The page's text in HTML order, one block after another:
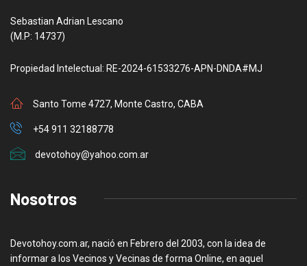
Sebastian Adrian Lescano
(M.P: 14737)
Propiedad Intelectual: RE-2024-61533276-APN-DNDA#MJ
Santo Tome 4727, Monte Castro, CABA
+54 911 32188778
devotohoy@yahoo.com.ar
Nosotros
Devotohoy.com.ar, nació en Febrero del 2003, con la idea de
informar a los Vecinos y Vecinas de forma Online, en aquel